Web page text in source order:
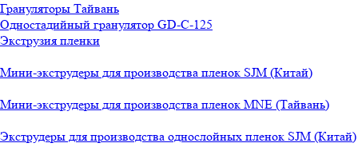
Грануляторы Тайвань
Одностадийный гранулятор GD-C-125
Экструзия пленки
Мини-экструдеры для производства пленок SJM (Китай)
Мини-экструдеры для производства пленок MNE (Тайвань)
Экструдеры для производства однослойных пленок SJM (Китай)